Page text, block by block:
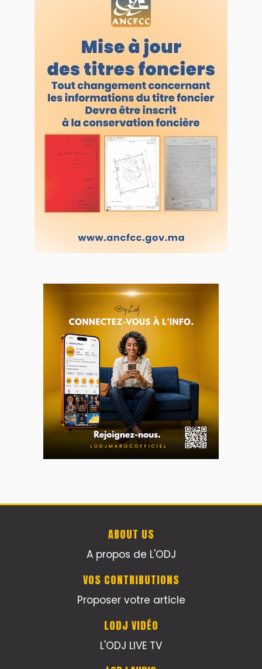
ABOUT US
A propos de L'ODJ
VOS CONTRIBUTIONS
Proposer votre article
LODJ VIDÉO
L'ODJ LIVE TV